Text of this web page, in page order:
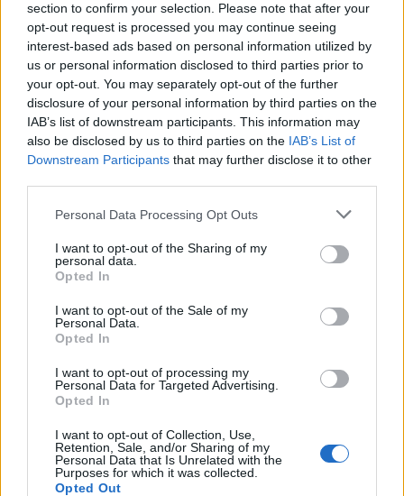
section to confirm your selection. Please note that after your
opt-out request is processed you may continue seeing
interest-based ads based on personal information utilized by
us or personal information disclosed to third parties prior to
your opt-out. You may separately opt-out of the further
disclosure of your personal information by third parties on the
IAB’s list of downstream participants. This information may
also be disclosed by us to third parties on the IAB’s List of
Downstream Participants that may further disclose it to other
Please note that this website/app uses one or more Google
not limited to your visit or usage behaviour. You may click to
grant or deny consent to Google and its third-party tags to
use your data for below specified purposes in below Google
consent section.
Personal Data Processing Opt Outs
I want to opt-out of the Sharing of my
personal data.
Opted In
I want to opt-out of the Sale of my
Personal Data.
Opted In
I want to opt-out of processing my
Personal Data for Targeted Advertising.
Opted In
I want to opt-out of Collection, Use,
Retention, Sale, and/or Sharing of my
Personal Data that Is Unrelated with the
Purposes for which it was collected.
Opted Out